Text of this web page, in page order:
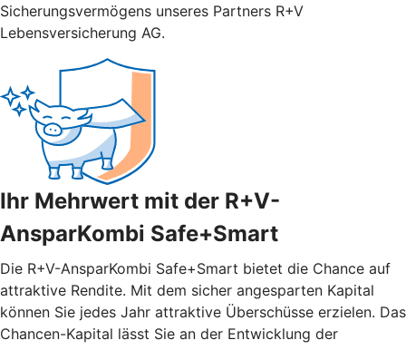
Sicherungsvermögens unseres Partners R+V
Lebensversicherung AG.
Ihr Mehrwert mit der R+V-
AnsparKombi Safe+Smart
Die R+V-AnsparKombi Safe+Smart bietet die Chance auf
attraktive Rendite. Mit dem sicher angesparten Kapital
können Sie jedes Jahr attraktive Überschüsse erzielen. Das
Chancen-Kapital lässt Sie an der Entwicklung der